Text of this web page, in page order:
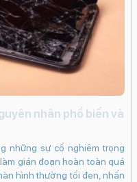
nhân phổ biến và
những sự cố nghiêm trọng
gián đoạn hoàn toàn quá
hình thường tối đen, nhấn